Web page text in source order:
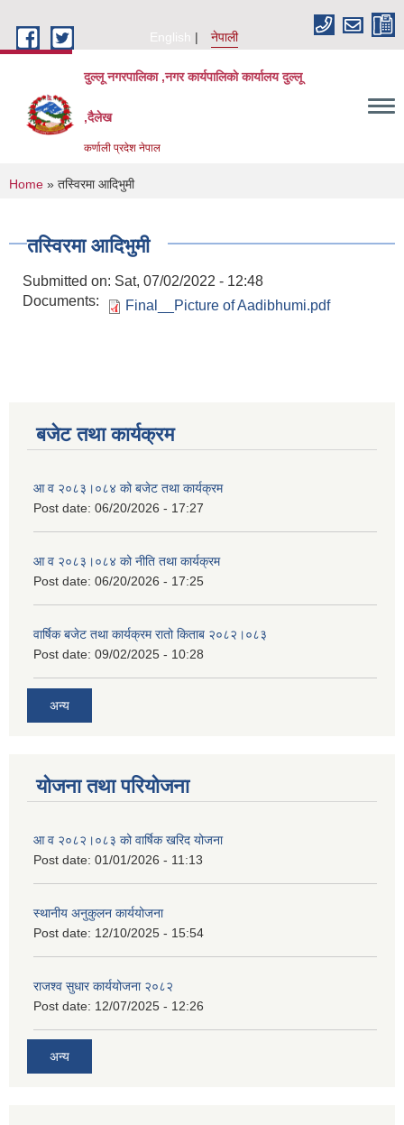
English
नेपाली
दुल्लू नगरपालिका ,नगर कार्यपालिकाे कार्यालय दुल्लू
,दैलेख
कर्णाली प्रदेश नेपाल
You are here
Home » तस्विरमा आदिभुमी
तस्विरमा आदिभुमी
Submitted on: Sat, 07/02/2022 - 12:48
Documents:
Final__Picture of Aadibhumi.pdf
बजेट तथा कार्यक्रम
आ व २०८३।०८४ को बजेट तथा कार्यक्रम
Post date: 06/20/2026 - 17:27
आ व २०८३।०८४ को नीति तथा कार्यक्रम
Post date: 06/20/2026 - 17:25
वार्षिक बजेट तथा कार्यक्रम रातो किताब २०८२।०८३
Post date: 09/02/2025 - 10:28
अन्य
योजना तथा परियोजना
आ व २०८२।०८३ को वार्षिक खरिद योजना
Post date: 01/01/2026 - 11:13
स्थानीय अनुकुलन कार्ययोजना
Post date: 12/10/2025 - 15:54
राजश्व सुधार कार्ययोजना २०८२
Post date: 12/07/2025 - 12:26
अन्य